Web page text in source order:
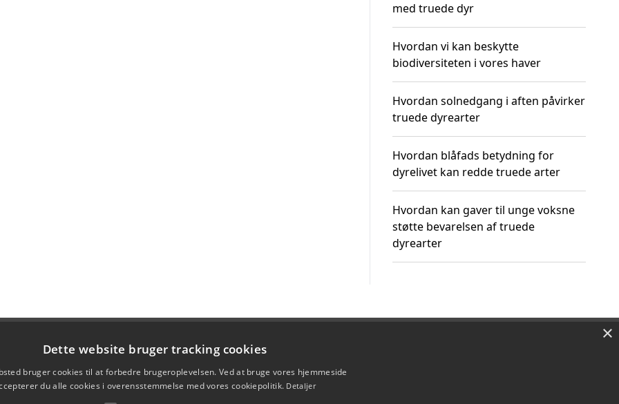
med truede dyr
Hvordan vi kan beskytte
biodiversiteten i vores haver
Hvordan solnedgang i aften påvirker
truede dyrearter
Hvordan blåfads betydning for
dyrelivet kan redde truede arter
Hvordan kan gaver til unge voksne
støtte bevarelsen af truede
dyrearter
×
Dette website bruger tracking cookies
bruger cookies til at forbedre brugeroplevelsen. Ved at bruge vores hjemmeside
du alle cookies i overensstemmelse med vores cookiepolitik. Detaljer